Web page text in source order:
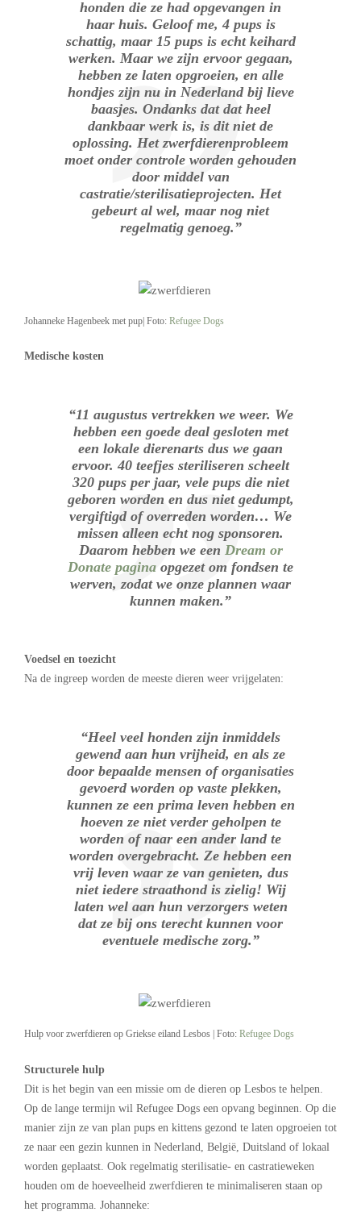
honden die ze had opgevangen in
haar huis. Geloof me, 4 pups is
schattig, maar 15 pups is echt keihard
werken. Maar we zijn ervoor gegaan,
hebben ze laten opgroeien, en alle
hondjes zijn nu in Nederland bij lieve
baasjes. Ondanks dat dat heel
dankbaar werk is, is dit niet de
oplossing. Het zwerfdierenprobleem
moet onder controle worden gehouden
door middel van
castratie/sterilisatieprojecten. Het
gebeurt al wel, maar nog niet
regelmatig genoeg.”
Johanneke Hagenbeek met pup| Foto: Refugee Dogs
Medische kosten
“11 augustus vertrekken we weer. We
hebben een goede deal gesloten met
een lokale dierenarts dus we gaan
ervoor. 40 teefjes steriliseren scheelt
320 pups per jaar, vele pups die niet
geboren worden en dus niet gedumpt,
vergiftigd of overreden worden… We
missen alleen echt nog sponsoren.
Daarom hebben we een Dream or
Donate pagina opgezet om fondsen te
werven, zodat we onze plannen waar
kunnen maken.”
Voedsel en toezicht
Na de ingreep worden de meeste dieren weer vrijgelaten:
“Heel veel honden zijn inmiddels
gewend aan hun vrijheid, en als ze
door bepaalde mensen of organisaties
gevoerd worden op vaste plekken,
kunnen ze een prima leven hebben en
hoeven ze niet verder geholpen te
worden of naar een ander land te
worden overgebracht. Ze hebben een
vrij leven waar ze van genieten, dus
niet iedere straathond is zielig! Wij
laten wel aan hun verzorgers weten
dat ze bij ons terecht kunnen voor
eventuele medische zorg.”
Hulp voor zwerfdieren op Griekse eiland Lesbos | Foto: Refugee Dogs
Structurele hulp
Dit is het begin van een missie om de dieren op Lesbos te helpen.
Op de lange termijn wil Refugee Dogs een opvang beginnen. Op die
manier zijn ze van plan pups en kittens gezond te laten opgroeien tot
ze naar een gezin kunnen in Nederland, België, Duitsland of lokaal
worden geplaatst. Ook regelmatig sterilisatie- en castratieweken
houden om de hoeveelheid zwerfdieren te minimaliseren staan op
het programma. Johanneke: